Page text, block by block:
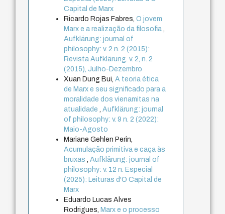
Capital de Marx
Ricardo Rojas Fabres,O jovem
Marx e a realização da filosofia
Aufklärung: journal of
philosophy: v. 2 n. 2 (2015):
Revista Aufklärung. v. 2, n. 2
(2015), Julho-Dezembro
Xuan Dung Bui,A teoria ética
de Marx e seu significado para a
moralidade dos vienamitas na
atualidade
,Aufklärung: journal
of philosophy: v. 9 n. 2 (2022):
Maio-Agosto
Mariane Gehlen Perin,
Acumulação primitiva e caça às
bruxas
,Aufklärung: journal of
philosophy: v. 12 n. Especial
(2025): Leituras d'O Capital de
Marx
Eduardo Lucas Alves
Rodrigues,Marx e o processo